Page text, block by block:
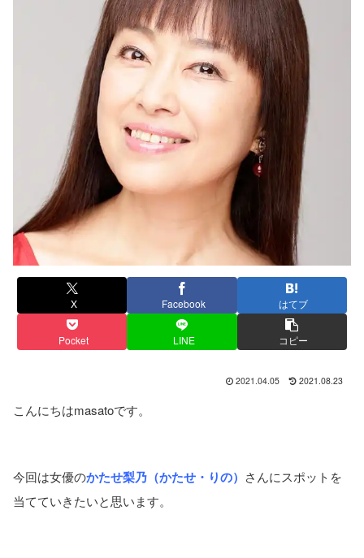
X Facebook はてブ
Pocket LINE コピー
2021.04.05 2021.08.23
こんにちはmasatoです。
今回は女優のかたせ梨乃（かたせ・りの） さんにスポットを
当てていきたいと思います。